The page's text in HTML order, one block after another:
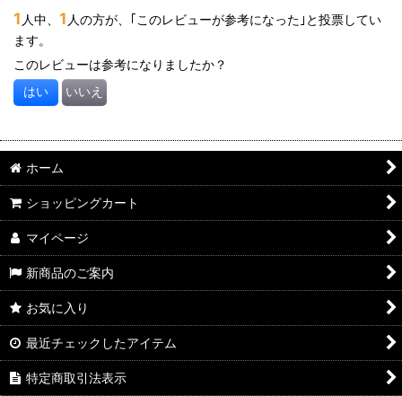
1 人中、 1 人の方が、｢このレビューが参考になった｣と投票してい
ます。
このレビューは参考になりましたか？
はい いいえ
ホーム
ショッピングカート
マイページ
新商品のご案内
お気に入り
最近チェックしたアイテム
特定商取引法表示